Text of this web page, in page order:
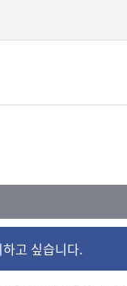
고 싶습니다.